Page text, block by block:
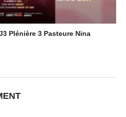
Plénière 3 Pasteure Nina